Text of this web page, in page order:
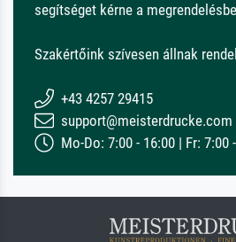
segítséget kérne a
Szakértőink szívesen állnak
+43 4257 29415
support@meisterdrucke.com
Mo-Do: 7:00 - 16:00 | Fr: 7:00